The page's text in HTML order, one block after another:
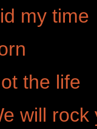
my time
the life
will rock